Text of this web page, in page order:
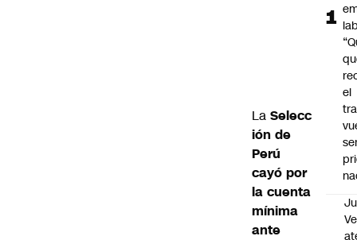
La Selecc
ión de
Perú
cayó por
la cuenta
mínima
ante
el